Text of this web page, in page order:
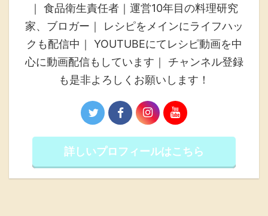
｜ 食品衛生責任者｜運営10年目の料理研究
家、ブロガー｜ レシピをメインにライフハッ
クも配信中｜ YOUTUBEにてレシピ動画を中
心に動画配信もしています｜ チャンネル登録
も是非よろしくお願いします！
詳しいプロフィールはこちら